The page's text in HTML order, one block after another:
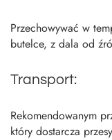
Przechowywać w
butelce, z dala od
Transport:
Rekomendowanym
który dostarcza